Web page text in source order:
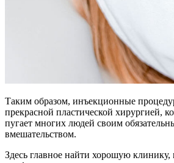
Таким образом, инъекционные
прекрасной пластической хирургией,
пугает многих людей своим
вмешательством.
Здесь главное найти хорошую клинику,